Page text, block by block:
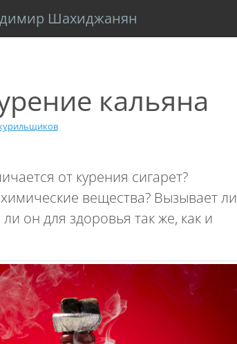
Шахиджанян
кальяна
от курения сигарет?
вещества? Вызывает ли
он для здоровья так же, как и